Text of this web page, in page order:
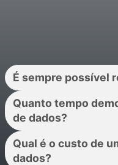
É sempre possível
Quanto tempo
de dados?
Qual é o custo de
dados?